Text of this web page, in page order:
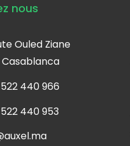
nous
Ouled Ziane
522 440 966
522 440 953